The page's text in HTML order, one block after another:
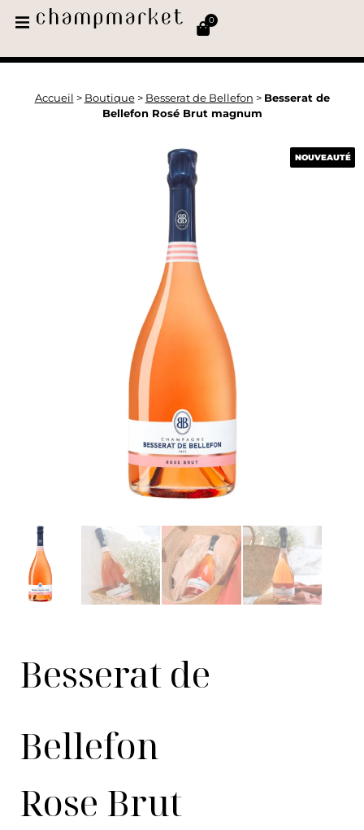
0
Accueil > Boutique> Besserat de Bellefon > Besserat de
Bellefon Rosé Brut magnum
NOUVEAUTÉ
Besserat de
Bellefon
Rose Brut